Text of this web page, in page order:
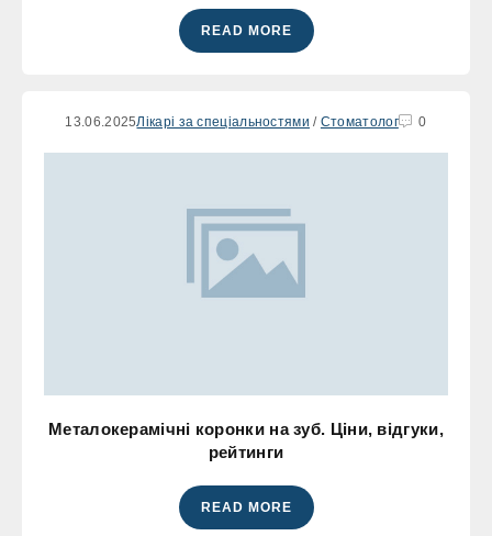
READ MORE
13.06.2025Лікарі за спеціальностями / Стоматолог 0
Металокерамічні коронки на зуб. Ціни, відгуки,
рейтинги
READ MORE